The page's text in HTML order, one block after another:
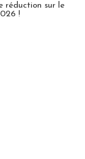
réduction sur le
!